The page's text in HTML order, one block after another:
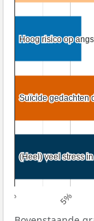
0% 5%
Hoog risico op
Hoog risico op
Suïcide gedachten
Suïcide gedachten
(Heel) veel stress
(Heel) veel stress